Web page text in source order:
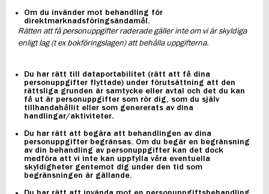
Om du invänder mot behandling för
direktmarknadsföringsändamål.
Rätten att få personuppgifter raderade gäller inte om vi är skyldiga
enligt lag (t ex bokföringslagen) att behålla uppgifterna.
Du har rätt till dataportabilitet (rätt att få dina
personuppgifter flyttade) under förutsättning att den
rättsliga grunden är samtycke eller avtal och det du kan
få ut är personuppgifter som rör dig, som du själv
tillhandahållit eller som genererats av dina
handlingar/aktiviteter.
Du har rätt att begära att behandlingen av dina
personuppgifter begränsas. Om du begär en begränsning
av din behandling av personuppgifter kan det dock
medföra att vi inte kan uppfylla våra eventuella
skyldigheter gentemot dig under den tid som
begränsningen är gällande.